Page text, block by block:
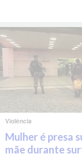
Violência
Mulher é presa
mãe durante